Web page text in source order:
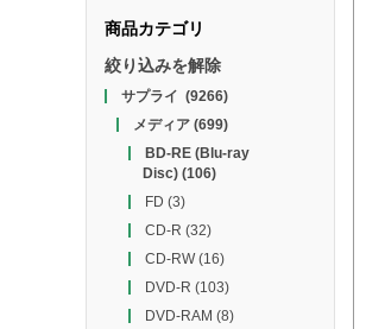
商品カテゴリ
絞り込みを解除
サプライ (9266)
メディア(699)
BD-RE (Blu-ray
Disc)(106)
FD (3)
CD-R (32)
CD-RW(16)
DVD-R (103)
DVD-RAM (8)